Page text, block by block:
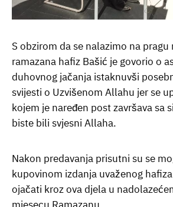
S obzirom da se nalazimo na
ramazana hafiz Bašić je govorio o
duhovnog jačanja istaknuvši
svijesti o Uzvišenom Allahu jer se
kojem je naređen post završava sa
biste bili svjesni Allaha.
Nakon predavanja prisutni su se
kupovinom izdanja uvaženog
ojačati kroz ova djela u